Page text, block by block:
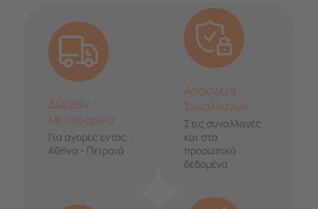
Δωρεάν
Μεταφορικά
Για αγορές εντός
Αθήνα - Πειραιά
Ασφάλεια
Συναλλαγών
Στις συναλλαγές
και στα
προσωπικά
δεδομένα